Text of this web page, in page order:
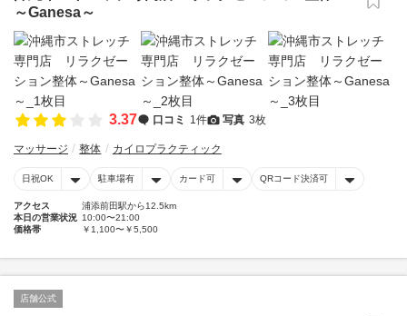
～Ganesa～
3.37 口コミ 1件 写真 3枚
マッサージ 整体 カイロプラクティック
日祝OK 駐車場有 カード可 QRコード決済可
アクセス
浦添前田駅から12.5km
本日の営業状況 10:00〜21:00
価格帯
￥1,100〜￥5,500
店舗公式